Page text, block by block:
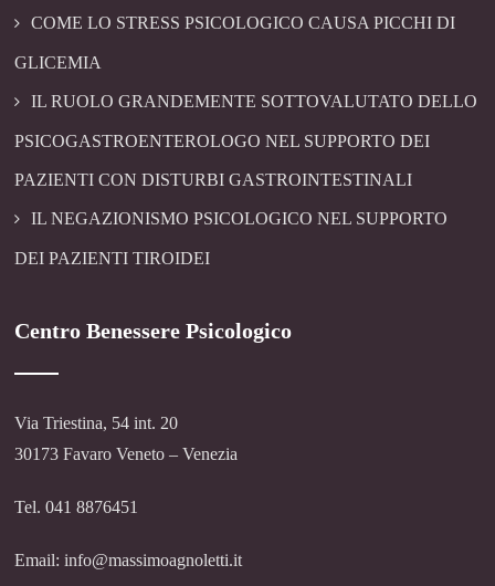
COME LO STRESS PSICOLOGICO CAUSA PICCHI DI
GLICEMIA
IL RUOLO GRANDEMENTE SOTTOVALUTATO DELLO
PSICOGASTROENTEROLOGO NEL SUPPORTO DEI
PAZIENTI CON DISTURBI GASTROINTESTINALI
IL NEGAZIONISMO PSICOLOGICO NEL SUPPORTO
DEI PAZIENTI TIROIDEI
Centro Benessere Psicologico
Via Triestina, 54 int. 20
30173 Favaro Veneto – Venezia
Tel. 041 8876451
Email: info@massimoagnoletti.it